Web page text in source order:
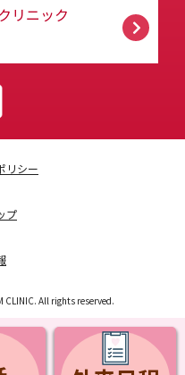
リニック
リシー
プ
CLINIC. All rights reserved.